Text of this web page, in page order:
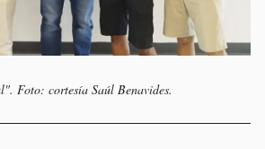
Foto: cortesía Saúl Benavides.